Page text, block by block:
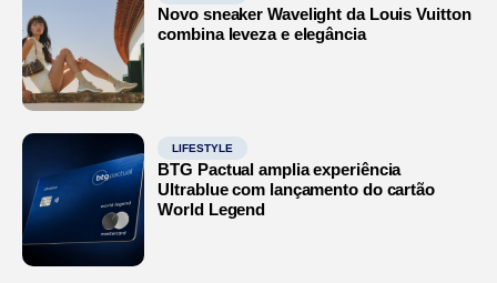
Novo sneaker Wavelight da Louis Vuitton
combina leveza e elegância
LIFESTYLE
BTG Pactual amplia experiência
Ultrablue com lançamento do cartão
World Legend